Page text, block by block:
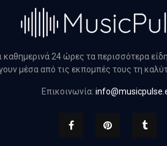
καθημερινά 24 ώρες τα περισσότερα
μέσα από τις εκπομπές τους τη
Επικοινωνία: